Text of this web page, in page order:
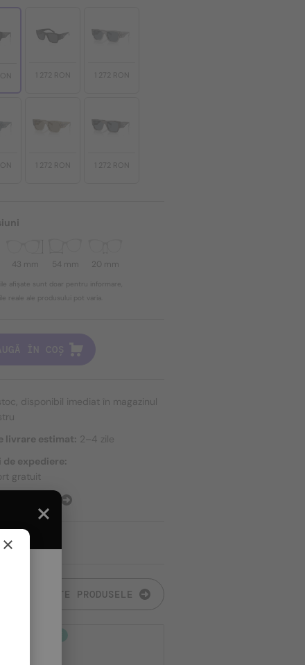
1 272 RON 1 272 RON
1 272 RON 1 272 RON
43 mm 54 mm 20 mm
afișate sunt doar pentru informare,
reale ale produsului pot varia.
ÎN COȘ
disponibil imediat în magazinul
livrare estimat: 2–4 zile
expediere:
gratuit
TOATE PRODUSELE
×